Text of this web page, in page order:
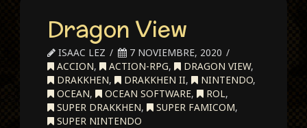
Dragon View
ISAAC LEZ
7 NOVIEMBRE, 2020
ACCION, ACTION-RPG, DRAGON VIEW,
DRAKKHEN, DRAKKHEN II, NINTENDO,
OCEAN, OCEAN SOFTWARE, ROL,
SUPER DRAKKHEN, SUPER FAMICOM,
SUPER NINTENDO